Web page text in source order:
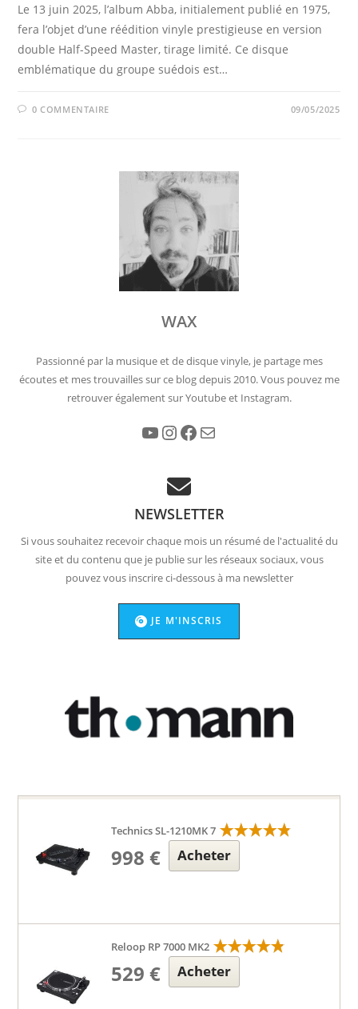
Le 13 juin 2025, l’album Abba, initialement publié en 1975,
fera l’objet d’une réédition vinyle prestigieuse en version
double Half-Speed Master, tirage limité. Ce disque
emblématique du groupe suédois est…
0 COMMENTAIRE 09/05/2025
WAX
Passionné par la musique et de disque vinyle, je partage mes
écoutes et mes trouvailles sur ce blog depuis 2010. Vous pouvez me
retrouver également sur Youtube et Instagram.
YouTube Instagram Facebook
NEWSLETTER
Si vous souhaitez recevoir chaque mois un résumé de l'actualité du
site et du contenu que je publie sur les réseaux sociaux, vous
pouvez vous inscrire ci-dessous à ma newsletter
JE M'INSCRIS
Technics SL-1210MK 7
998 € Acheter
Reloop RP 7000 MK2
529 € Acheter